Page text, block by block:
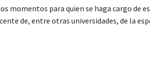
momentos para quien se haga cargo de
de, entre otras universidades, de la